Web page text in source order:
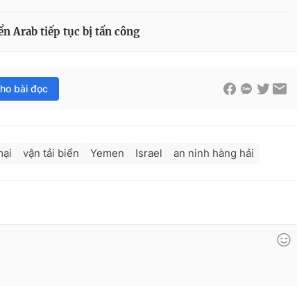
Arab tiếp tục bị tấn công
bài đọc
vận tải biển Yemen Israel an ninh hàng hải